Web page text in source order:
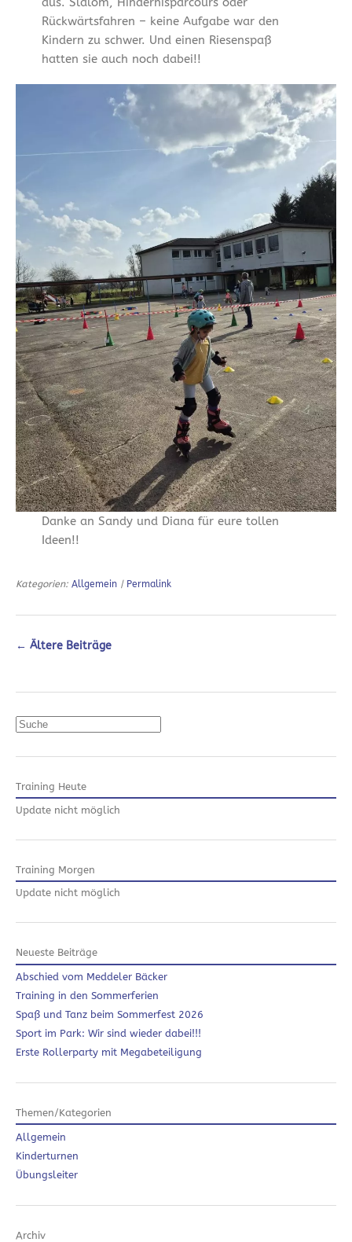
Rückwärtsfahren – keine Aufgabe war den
Kindern zu schwer. Und einen Riesenspaß
hatten sie auch noch dabei!!
Danke an Sandy und Diana für eure tollen
Ideen!!
Kategorien: Allgemein | Permalink
← Ältere Beiträge
Suchen
Training Heute
Update nicht möglich
Training Morgen
Update nicht möglich
Neueste Beiträge
Abschied vom Meddeler Bäcker
Training in den Sommerferien
Spaß und Tanz beim Sommerfest 2026
Sport im Park: Wir sind wieder dabei!!!
Erste Rollerparty mit Megabeteiligung
Themen/Kategorien
Allgemein
Kinderturnen
Übungsleiter
Archiv